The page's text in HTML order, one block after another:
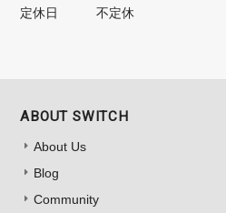
定休日
不定休
ABOUT SWITCH
About Us
Blog
Community